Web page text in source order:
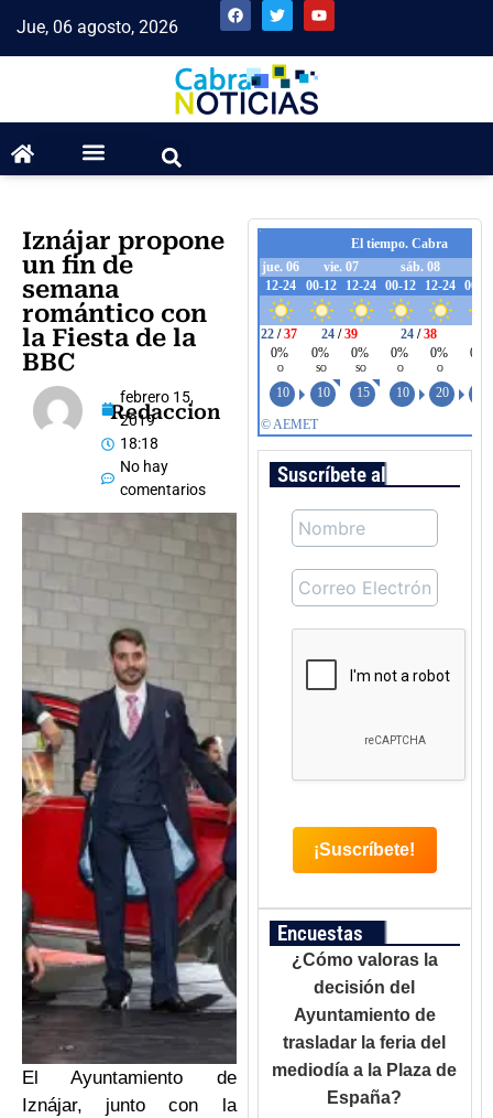
Jue, 06 agosto, 2026
Iznájar propone
un fin de
semana
romántico con
la Fiesta de la
BBC
Redaccion
febrero 15,
2019
18:18
No hay
comentarios
El Ayuntamiento de
Iznájar, junto con la
Suscríbete al boletín
Encuestas
¿Cómo valoras la
decisión del
Ayuntamiento de
trasladar la feria del
mediodía a la Plaza de
España?